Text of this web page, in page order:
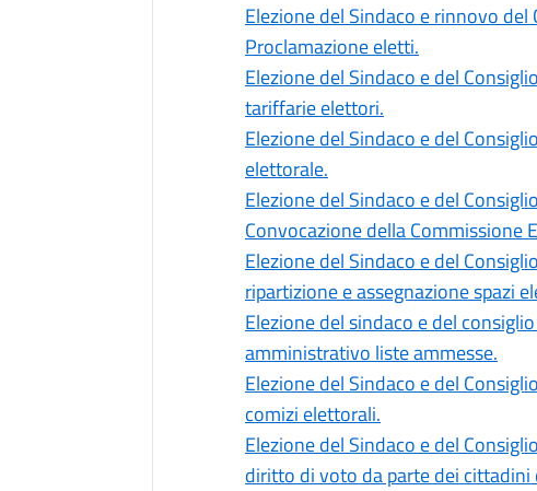
Elezione del Sindaco e rinnovo
Proclamazione eletti.
Elezione del Sindaco e del
tariffarie elettori.
Elezione del Sindaco e del
elettorale.
Elezione del Sindaco e del
Convocazione della Commissione
Elezione del Sindaco e del
ripartizione e assegnazione spazi
Elezione del sindaco e del
amministrativo liste ammesse.
Elezione del Sindaco e del
comizi elettorali.
Elezione del Sindaco e del
diritto di voto da parte dei cittadini